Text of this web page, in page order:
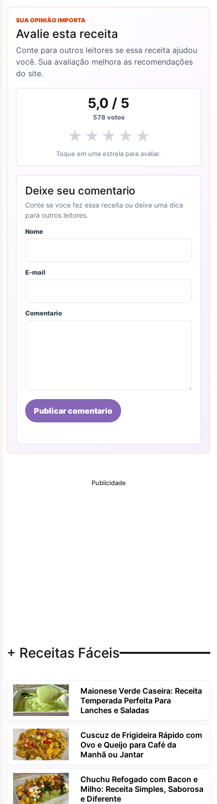
SUA OPINIÃO IMPORTA
Avalie esta receita
Conte para outros leitores se essa receita ajudou
você. Sua avaliação melhora as recomendações
do site.
5,0 / 5
578votos
★ ★ ★ ★ ★
Toque em uma estrela para avaliar.
Deixe seu comentario
Conte se voce fez essa receita ou deixe uma dica
para outros leitores.
Nome
E-mail
Comentario
Publicar comentario
Publicidade
+ Receitas Fáceis
Maionese Verde Caseira: Receita
Temperada Perfeita Para
Lanches e Saladas
Cuscuz de Frigideira Rápido com
Ovo e Queijo para Café da
Manhã ou Jantar
Chuchu Refogado com Bacon e
Milho: Receita Simples, Saborosa
e Diferente